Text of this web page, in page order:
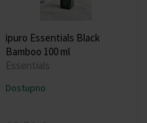
ipuro Essentials Black
Bamboo 100 ml
Essentials
Dostupno